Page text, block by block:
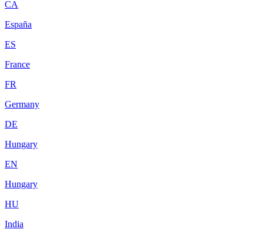
CA
España
ES
France
FR
Germany
DE
Hungary
EN
Hungary
HU
India